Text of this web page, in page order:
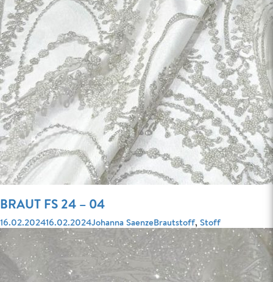
BRAUT FS 24 – 04
Veröffentlicht
am
16.02.202416.02.2024Autor
Johanna SaenzeKategorien
Brautstoff,Stoff